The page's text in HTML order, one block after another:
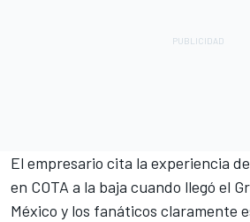
El empresario cita la experiencia
en COTA a la baja cuando llegó el
México y los fanáticos claramente